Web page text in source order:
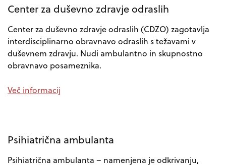
Center za duševno zdravje odraslih
Center za duševno zdravje odraslih (CDZO) zagotavlja
interdisciplinarno obravnavo odraslih s težavami v
duševnem zdravju. Nudi ambulantno in skupnostno
obravnavo posameznika.
Več informacij
Psihiatrična ambulanta
Psihiatrična ambulanta – namenjena je odkrivanju,